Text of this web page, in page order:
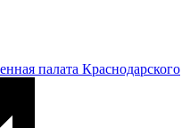
палата Краснодарского